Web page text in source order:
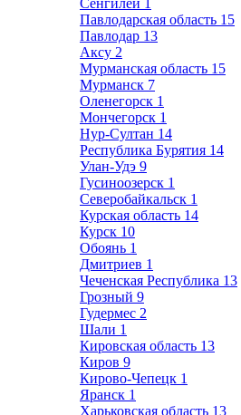
Сенгилей 1
Павлодарская область 15
Павлодар 13
Аксу 2
Мурманская область 15
Мурманск 7
Оленегорск 1
Мончегорск 1
Нур-Султан 14
Республика Бурятия 14
Улан-Удэ 9
Гусиноозерск 1
Северобайкальск 1
Курская область 14
Курск 10
Обоянь 1
Дмитриев 1
Чеченская Республика 13
Грозный 9
Гудермес 2
Шали 1
Кировская область 13
Киров 9
Кирово-Чепецк 1
Яранск 1
Харьковская область 13